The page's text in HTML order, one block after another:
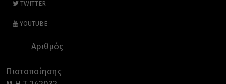
TWITTER
YOUTUBE
Αριθμός
Πιστοποίησης